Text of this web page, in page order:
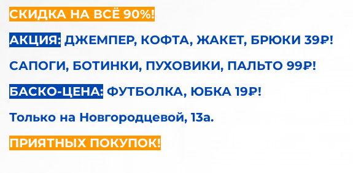
СКИДКА НА ВСЁ 90%!
АКЦИЯ: ДЖЕМПЕР, КОФТА, ЖАКЕТ, БРЮКИ 39₽!
САПОГИ, БОТИНКИ, ПУХОВИКИ, ПАЛЬТО 99₽!
БАСКО-ЦЕНА: ФУТБОЛКА, ЮБКА 19₽!
Только на Новгородцевой, 13а.
ПРИЯТНЫХ ПОКУПОК!